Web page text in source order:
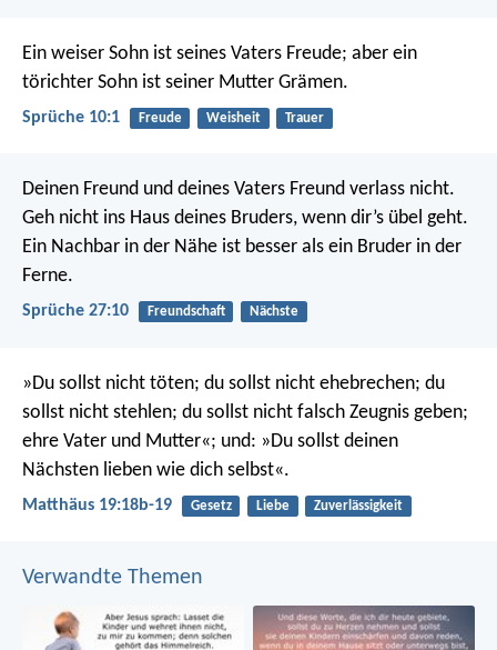
Ein weiser Sohn ist seines Vaters Freude; aber ein
törichter Sohn ist seiner Mutter Grämen.
Sprüche 10:1 Freude Weisheit Trauer
Deinen Freund und deines Vaters Freund verlass nicht.
Geh nicht ins Haus deines Bruders, wenn dir’s übel geht.
Ein Nachbar in der Nähe ist besser als ein Bruder in der
Ferne.
Sprüche 27:10 Freundschaft Nächste
»Du sollst nicht töten; du sollst nicht ehebrechen; du
sollst nicht stehlen; du sollst nicht falsch Zeugnis geben;
ehre Vater und Mutter«; und: »Du sollst deinen
Nächsten lieben wie dich selbst«.
Matthäus 19:18b-19 Gesetz Liebe Zuverlässigkeit
Verwandte Themen